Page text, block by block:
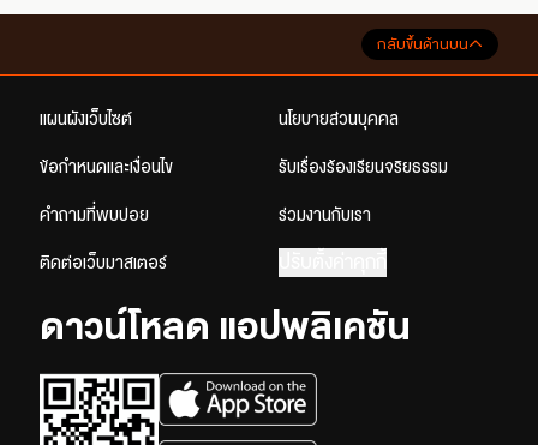
กลับขึ้นด้านบน
แผนผังเว็บไซต์ นโยบายส่วนบุคคล
ข้อกำหนดและเงื่อนไข รับเรื่องร้องเรียนจริยธรรม
คำถามที่พบบ่อย ร่วมงานกับเรา
ติดต่อเว็บมาสเตอร์
ดาวน์โหลด แอปพลิเคชัน